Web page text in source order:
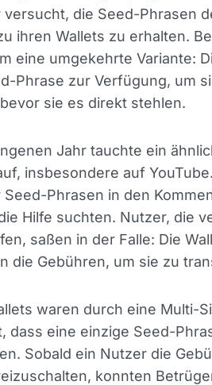
versucht, die Seed-Phrasen
ihren Wallets zu erhalten.
eine umgekehrte Variante:
Phrase zur Verfügung, um
sie es direkt stehlen.
Jahr tauchte ein
insbesondere auf
Seed-Phrasen in den
Hilfe suchten. Nutzer, die
saßen in der Falle: Die
die Gebühren, um sie zu
waren durch eine Multi-
dass eine einzige Seed-
Sobald ein Nutzer die
konnten